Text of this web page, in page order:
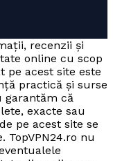
recenzii și
online cu scop
acest site este
practică și surse
garantăm că
exacte sau
pe acest site se
TopVPN24.ro nu